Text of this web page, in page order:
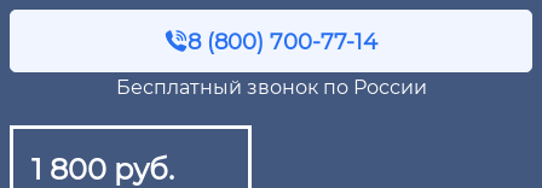
8 (800) 700-77-14
Бесплатный звонок по России
1 800 руб.